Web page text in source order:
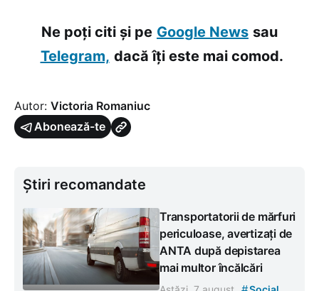
Ne poți citi și pe Google News sau
Telegram, dacă îți este mai comod.
Autor: Victoria Romaniuc
Abonează-te
Știri recomandate
Transportatorii de mărfuri
periculoase, avertizați de
ANTA după depistarea
mai multor încălcări